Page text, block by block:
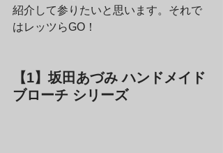
紹介して参りたいと思います。それで
はレッツらGO！
【1】坂田あづみ ハンドメイド
ブローチ シリーズ